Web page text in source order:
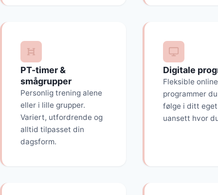
PT-timer &
smågrupper
Personlig trening alene
eller i lille grupper.
Variert, utfordrende og
alltid tilpasset din
dagsform.
Digitale
Fleksible
programmer
følge i ditt
uansett hvor